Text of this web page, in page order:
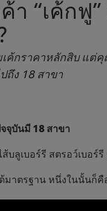
า “เค้กฟู
ค้กราคาหลักสิบ แต่
ถึง 18 สาขา
จจุบันมี 18 สาขา
เบอร์รี สตรอว์เบอร์
าตรฐาน หนึ่งในนั้นก็คื